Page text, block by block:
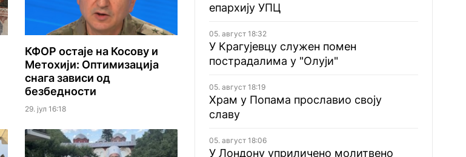
КФОР остаје на Косову и
Метохији: Оптимизација
снага зависи од
безбедности
29. јул 16:18
епархију УПЦ
05. август 18:32
У Крагујевцу служен помен
пострадалима у "Олуји"
05. август 18:19
Храм у Попама прославио своју
славу
05. август 18:06
У Лондону уприличено молитвено